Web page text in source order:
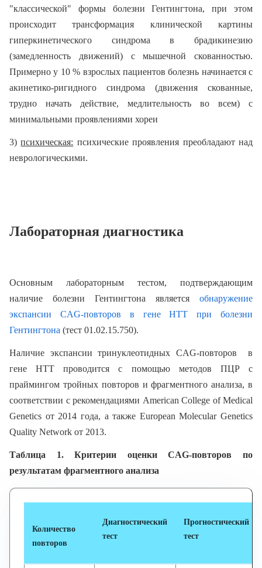
"классической" формы болезни Гентингтона, при этом
происходит трансформация клинической картины
гиперкинетического синдрома в брадикинезию
(замедленность движений) с мышечной скованностью.
Примерно у 10 % взрослых пациентов болезнь начинается с
акинетико-ригидного синдрома (движения скованные,
трудно начать действие, медлительность во всем) с
минимальными проявлениями хореи
3)психическая: психические проявления преобладают над
неврологическими.
Лабораторная диагностика
Основным лабораторным тестом, подтверждающим
наличие болезни Гентингтона является обнаружение
экспансии CAG-повторов в гене HTT при болезни
Гентингтона (тест 01.02.15.750).
Наличие экспансии тринуклеотидных CAG-повторов в
гене HTT проводится с помощью методов ПЦР с
праймингом тройных повторов и фрагментного анализа, в
соответствии с рекомендациями American College of Medical
Genetics от 2014 года, а также European Molecular Genetics
Quality Network от 2013.
Таблица 1. Критерии оценки CAG-повторов по
результатам фрагментного анализа
Количество
повторов
Диагностический
тест
Прогностический
тест